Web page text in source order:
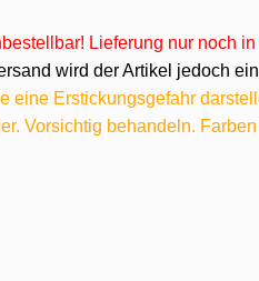
Lieferung nur noch
wird der Artikel jedoch
Erstickungsgefahr
Vorsichtig behandeln.